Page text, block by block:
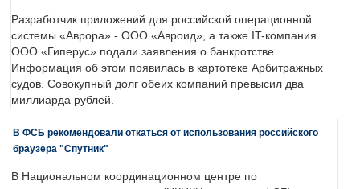
Разработчик приложений для российской операционной
системы «Аврора» - ООО «Авроид», а также IT-компания
ООО «Гиперус» подали заявления о банкротстве.
Информация об этом появилась в картотеке Арбитражных
судов. Совокупный долг обеих компаний превысил два
миллиарда рублей.
В ФСБ рекомендовали откаться от использования российского
браузера "Спутник"
В Национальном координационном центре по